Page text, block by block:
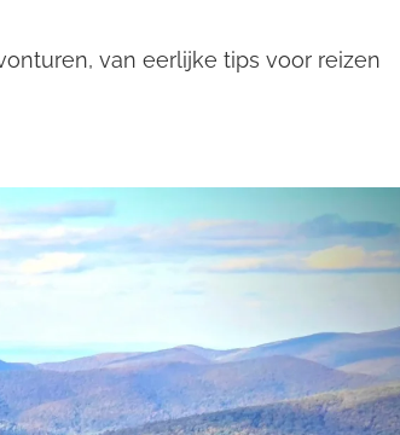
van eerlijke tips voor reizen